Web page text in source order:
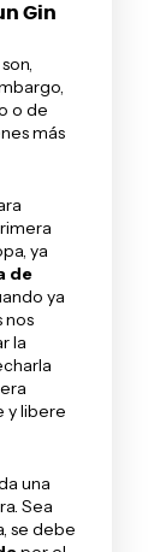
Gin
o de
más
ya
de
ya
nos
la
y libere
una
Sea
se debe